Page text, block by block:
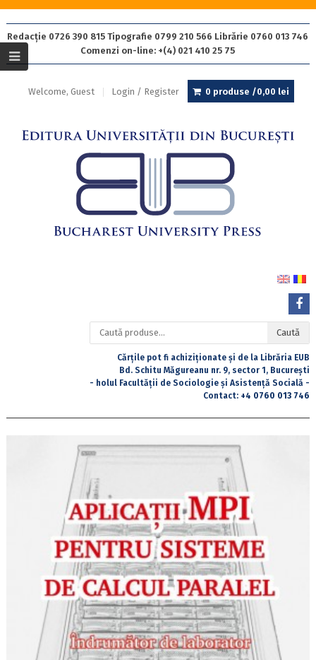
Redacție 0726 390 815 Tipografie 0799 210 566 Librărie 0760 013 746
Comenzi on-line: +(4) 021 410 25 75
Welcome, Guest Login / Register 0 produse /0,00 lei
Caută
după:
Caută
Cărțile pot fi achiziționate și de la Librăria EUB
Bd. Schitu Măgureanu nr. 9, sector 1, București
- holul Facultății de Sociologie și Asistență Socială -
Contact: +4 0760 013 746